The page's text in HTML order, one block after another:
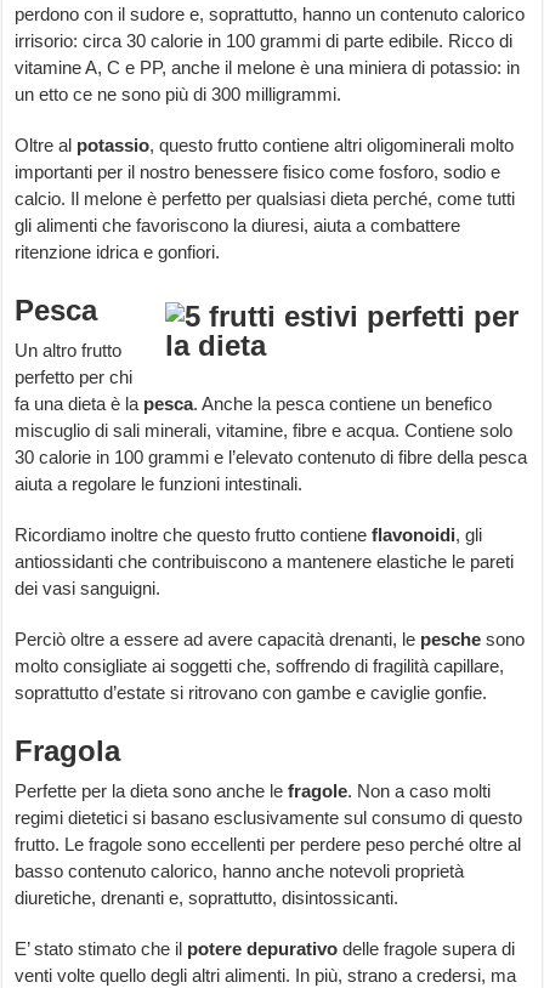
perdono con il sudore e, soprattutto, hanno un contenuto calorico
irrisorio: circa 30 calorie in 100 grammi di parte edibile. Ricco di
vitamine A, C e PP, anche il melone è una miniera di potassio: in
un etto ce ne sono più di 300 milligrammi.
Oltre al potassio, questo frutto contiene altri oligominerali molto
importanti per il nostro benessere fisico come fosforo, sodio e
calcio. Il melone è perfetto per qualsiasi dieta perché, come tutti
gli alimenti che favoriscono la diuresi, aiuta a combattere
ritenzione idrica e gonfiori.
Pesca
Un altro frutto
perfetto per chi
fa una dieta è la pesca. Anche la pesca contiene un benefico
miscuglio di sali minerali, vitamine, fibre e acqua. Contiene solo
30 calorie in 100 grammi e l’elevato contenuto di fibre della pesca
aiuta a regolare le funzioni intestinali.
Ricordiamo inoltre che questo frutto contieneflavonoidi, gli
antiossidanti che contribuiscono a mantenere elastiche le pareti
dei vasi sanguigni.
Perciò oltre a essere ad avere capacità drenanti, le pesche sono
molto consigliate ai soggetti che, soffrendo di fragilità capillare,
soprattutto d’estate si ritrovano con gambe e caviglie gonfie.
Fragola
Perfette per la dieta sono anche lefragole. Non a caso molti
regimi dietetici si basano esclusivamente sul consumo di questo
frutto. Le fragole sono eccellenti per perdere peso perché oltre al
basso contenuto calorico, hanno anche notevoli proprietà
diuretiche, drenanti e, soprattutto, disintossicanti.
E’ stato stimato che il potere depurativo delle fragole supera di
venti volte quello degli altri alimenti. In più, strano a credersi, ma